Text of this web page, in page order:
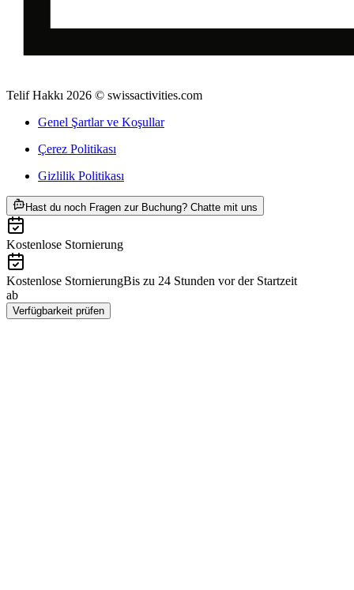
Telif Hakkı 2026 © swissactivities.com
Genel Şartlar ve Koşullar
Çerez Politikası
Gizlilik Politikası
Hast du noch Fragen zur Buchung? Chatte mit uns
Kostenlose Stornierung
Kostenlose StornierungBis zu 24 Stunden vor der Startzeit
ab
Verfügbarkeit prüfen